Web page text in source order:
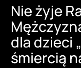
Nie żyje
dla dzieci
śmiercią